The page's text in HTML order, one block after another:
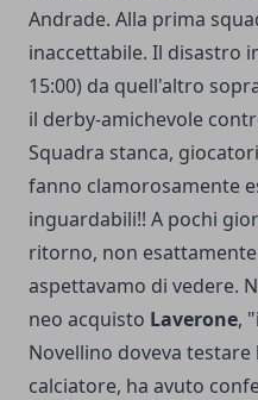
Andrade. Alla prima
inaccettabile. Il disastro
15:00) da quell'altro
il derby-amichevole
Squadra stanca,
fanno clamorosamente
inguardabili!! A pochi
ritorno, non
aspettavamo di vedere.
neo acquisto Laverone,
Novellino doveva
calciatore, ha avuto